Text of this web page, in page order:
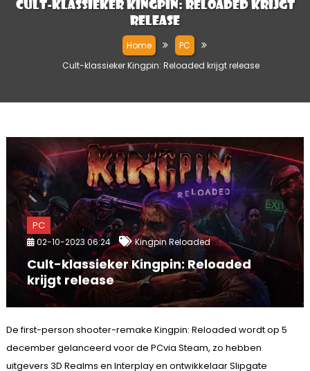
Cult-klassieker Kingpin: Reloaded krijgt
release
Home
PC
Cult-klassieker Kingpin: Reloaded krijgt release
PC
02-10-2023 06:24 Kingpin Reloaded
Cult-klassieker Kingpin: Reloaded
krijgt release
De first-person shooter-remake Kingpin: Reloaded wordt op 5
december gelanceerd voor de PCvia Steam, zo hebben
uitgevers 3D Realms en Interplay en ontwikkelaar Slipgate